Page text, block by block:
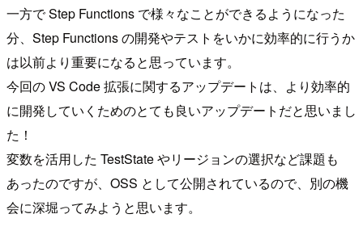
一方で Step Functions で様々なことができるようになった
分、Step Functions の開発やテストをいかに効率的に行うか
は以前より重要になると思っています。
今回の VS Code 拡張に関するアップデートは、より効率的
に開発していくためのとても良いアップデートだと思いまし
た！
変数を活用した TestState やリージョンの選択など課題も
あったのですが、OSS として公開されているので、別の機
会に深堀ってみようと思います。